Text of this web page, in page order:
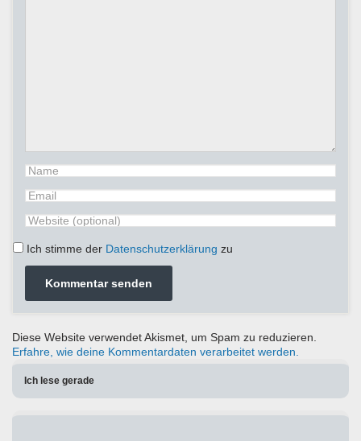
Ich stimme der Datenschutzerklärung zu
Diese Website verwendet Akismet, um Spam zu reduzieren.
Erfahre, wie deine Kommentardaten verarbeitet werden.
Ich lese gerade